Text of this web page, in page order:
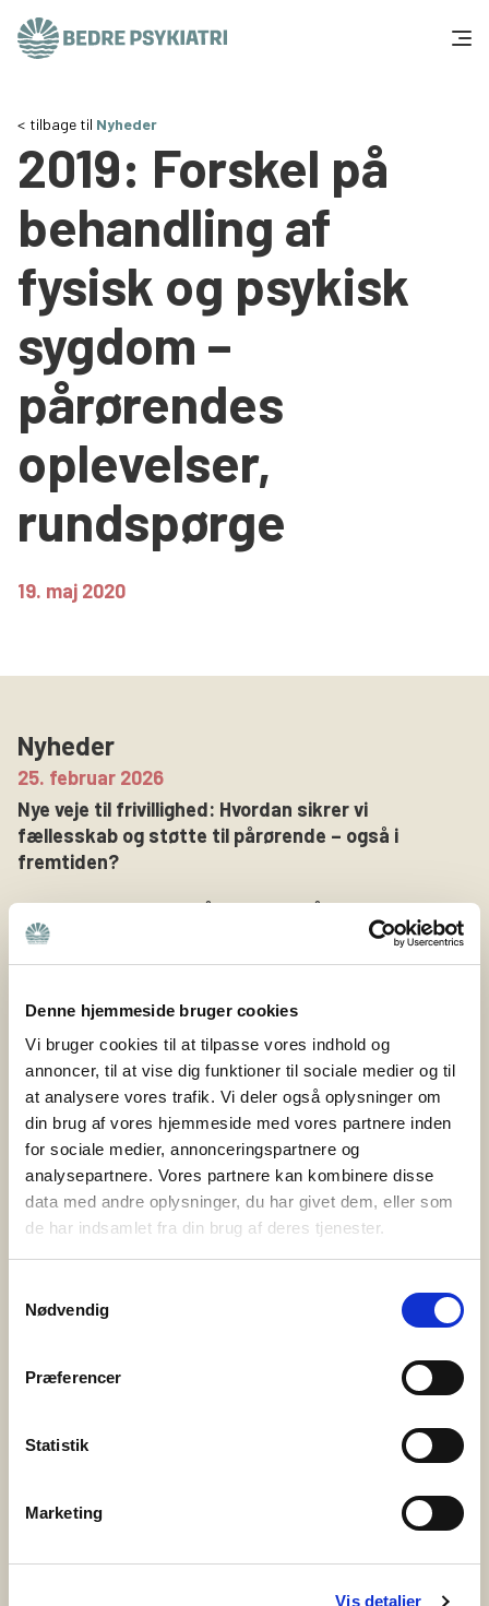
Denne hjemmeside bruger cookies
Vi bruger cookies til at tilpasse vores indhold og
annoncer, til at vise dig funktioner til sociale medier og til
at analysere vores trafik. Vi deler også oplysninger om
din brug af vores hjemmeside med vores partnere inden
for sociale medier, annonceringspartnere og
analysepartnere. Vores partnere kan kombinere disse
data med andre oplysninger, du har givet dem, eller som
de har indsamlet fra din brug af deres tjenester.
Nødvendig
Præferencer
Statistik
Marketing
Vis detaljer
Tal og fakta
Om os
Vær med
Presse og politik
Støt os
Søg
tilbage til Nyheder
2019: Forskel på
behandling af
fysisk og psykisk
sygdom –
pårørendes
oplevelser,
rundspørge
19. maj 2020
Nyheder
25. februar 2026
Nye veje til frivillighed: Hvordan sikrer vi
fællesskab og støtte til pårørende – også i
fremtiden?
Hvordan sikrer vi, at pårørende også i fremtiden kan
finde fællesskab og støtte i deres lokalområde? Det
spørgsmål har været omdrejningspunktet i
netop har afsluttet sammen med Nyreforeningen og
Høreforeningen med støtte fra Nordea-fonden. Bedre
Psykiatri er en forening bygget på frivillige kræfter og
lokale fællesskaber. Det er de ca. 400 frivillige i Bedre
Psykiatri, […]
3. juni 2025
PårørendeKurset gør en forskel
Universitet og Center for Pårørendeinddragelse
PårørendeKurset – og resultaterne er tydelige. Kurset
styrker pårørendes trivsel, handlekraft og følelse af
udviklingsforstyrrelse. Hvad er PårørendeKurset?